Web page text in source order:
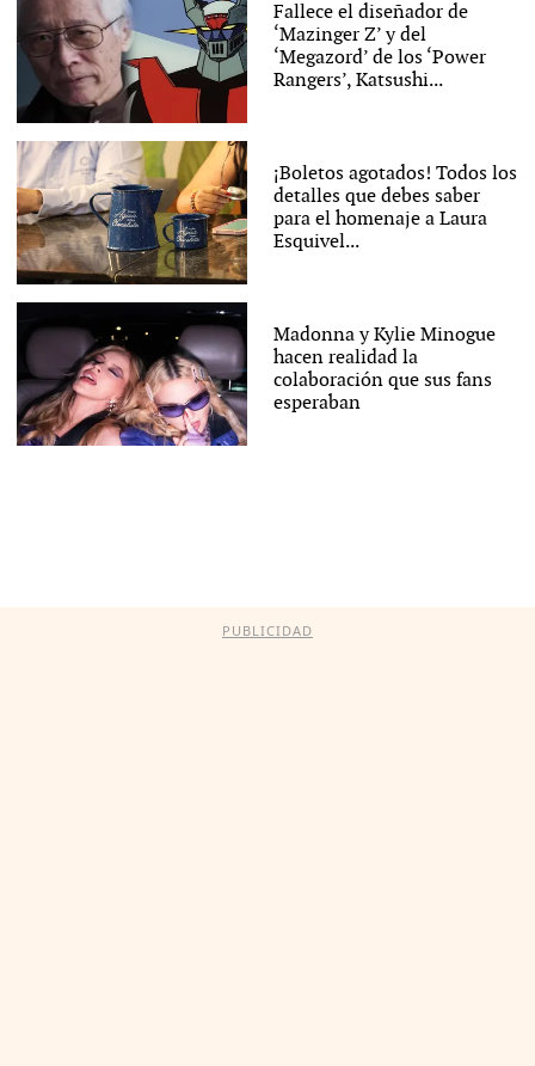
Fallece el diseñador de
‘Mazinger Z’ y del
‘Megazord’ de los ‘Power
Rangers’, Katsushi...
¡Boletos agotados! Todos los
detalles que debes saber
para el homenaje a Laura
Esquivel...
Madonna y Kylie Minogue
hacen realidad la
colaboración que sus fans
esperaban
PUBLICIDAD